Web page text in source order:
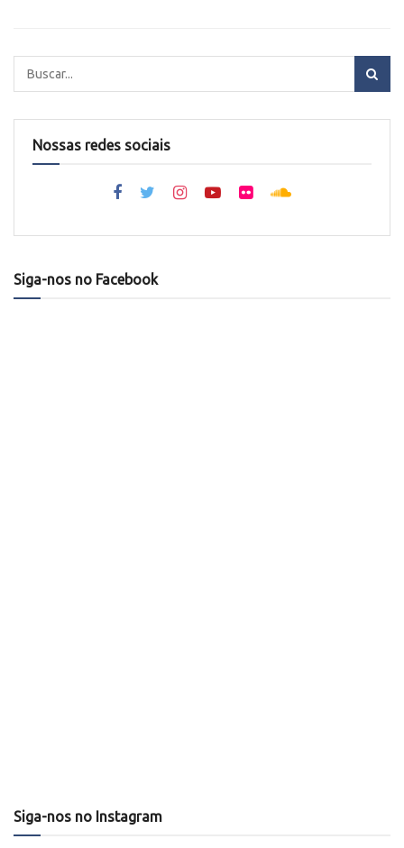
Nossas redes sociais
Siga-nos no Facebook
Siga-nos no Instagram